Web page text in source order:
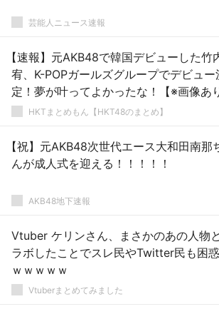
芸能人ニュース速報
【速報】元AKB48で韓国デビューした竹
宥、K-POPガールズグループでデビュー
定！夢が叶ってよかったな！【※画像あり
HKTまとめもん【HKT48のまとめ】
【祝】元AKB48次世代エース大和田南那
んが成人式を迎える！！！！！
AKB48地下速報
Vtuber ケリンさん、まさかのあの人物
ラボしたことでスレ民やTwitter民も困
ｗｗｗｗｗ
Vtuberまとめてみました